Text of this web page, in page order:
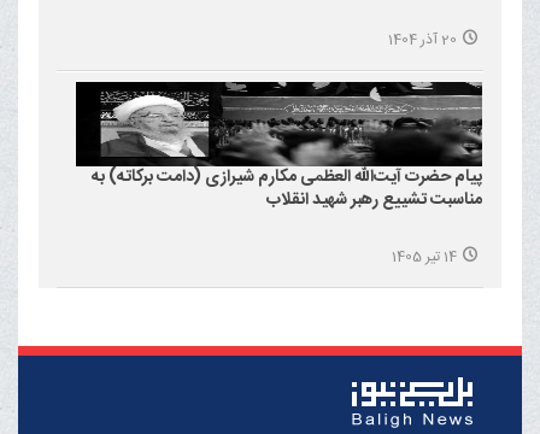
20 آذر 1404
پیام حضرت آیت‌الله العظمی مکارم شیرازی (دامت برکاته) به
مناسبت تشییع رهبر شهید انقلاب
14 تیر 1405